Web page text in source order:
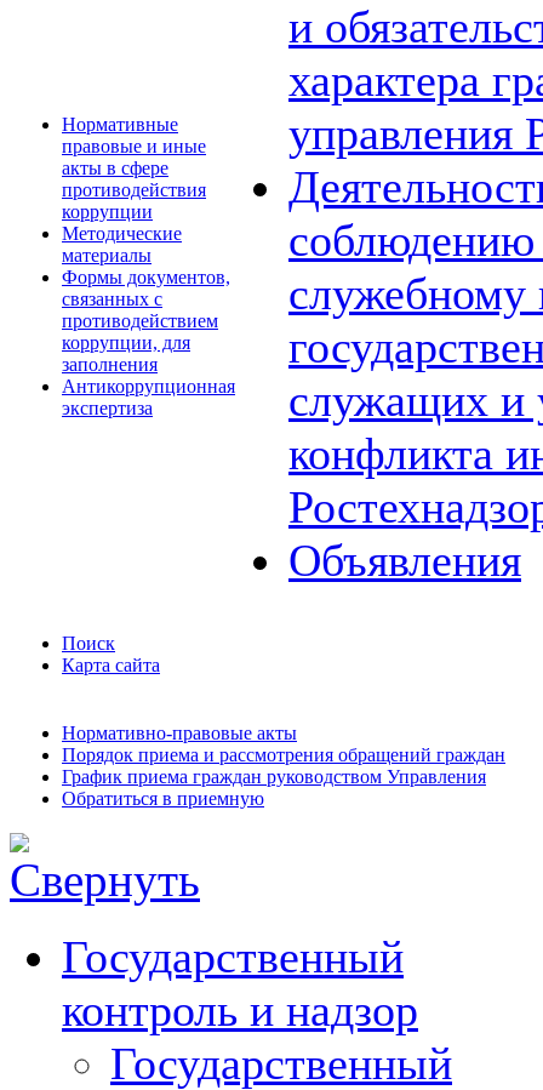
Нормативные
правовые и иные
акты в сфере
противодействия
коррупции
Методические
материалы
Формы документов,
связанных с
противодействием
коррупции, для
заполнения
Антикоррупционная
экспертиза
и
характера
управления
соблюдению
служебному
служащих и
конфликта
Объявления
Поиск
Карта сайта
Нормативно-правовые акты
Порядок приема и рассмотрения обращений граждан
График приема граждан руководством Управления
Обратиться в приемную
Государственный
контроль и надзор
Государственный